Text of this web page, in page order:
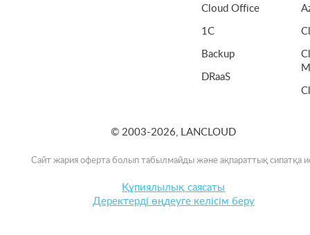
Cloud Office
1C
Backup
DRaaS
© 2003-2026, LANCLOUD
Сайт жария оферта болып табылмайды және ақпараттық сипатқа
Құпиялылық саясаты
Деректерді өңдеуге келісім беру